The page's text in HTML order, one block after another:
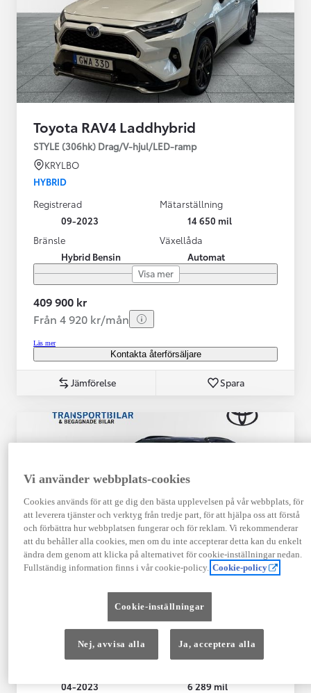
Toyota RAV4 Laddhybrid
STYLE (306hk) Drag/V-hjul/LED-ramp
KRYLBO
HYBRID
Registrerad
09-2023
Mätarställning
14 650 mil
Bränsle
Hybrid Bensin
Växellåda
Automat
Visa mer
409 900 kr
Från 4 920 kr/mån
Läs mer
Kontakta återförsäljare
Jämförelse Spara
Toyota Yaris Cross
Toyota Yaris Cross 1,5 Hybrid Adventure Drag V-Hjul
KRYLBO
04-2023
6 289 mil
Vi använder webbplats-cookies
Cookies används för att ge dig den bästa upplevelsen på vår webbplats, för
att leverera tjänster och verktyg från tredje part, för att hjälpa oss att förstå
och förbättra hur webbplatsen fungerar och för reklam. Vi rekommenderar
att du behåller alla cookies, men om du inte accepterar detta kan du enkelt
ändra dem genom att klicka på alternativet för cookie-inställningar nedan.
Fullständig information finns i vår cookie-policy. Cookie-policy
Cookie-inställningar
Nej, avvisa alla Ja, acceptera alla